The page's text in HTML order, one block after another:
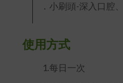
．小刷頭-深入口腔
使用方式
1.每日一次